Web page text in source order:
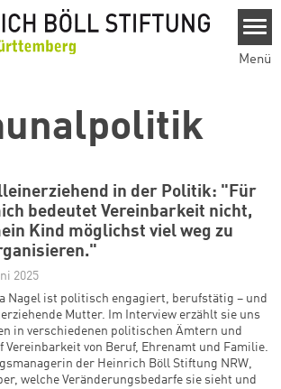
Menü
in der Politik: "Für
bedeutet Vereinbarkeit nicht,
Kind möglichst viel weg zu
2025
Nagel ist politisch engagiert, berufstätig – und
Mutter. Im Interview erzählt sie uns
in verschiedenen politischen Ämtern und
Vereinbarkeit von Beruf, Ehrenamt und Familie.
der Heinrich Böll Stiftung NRW,
welche Veränderungsbedarfe sie sieht und